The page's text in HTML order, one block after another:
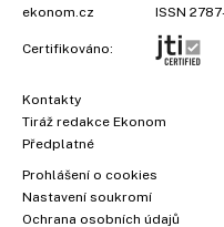
ekonom.cz
ISSN
Certifikováno:
Kontakty
Tiráž redakce Ekonom
Předplatné
Prohlášení o cookies
Nastavení soukromí
Ochrana osobních údajů